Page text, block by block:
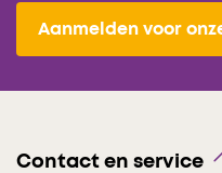
Aanmelden voor
Contact en service